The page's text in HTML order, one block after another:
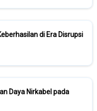
di Era Disrupsi
Daya Nirkabel pada